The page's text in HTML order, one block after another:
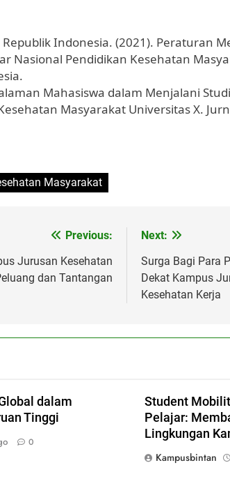
Indonesia. (2021). Peraturan
Nasional Pendidikan Kesehatan
Mahasiswa dalam Menjalani
Masyarakat Universitas X.
Masyarakat
Previous:
Jurusan Kesehatan
dan Tantangan
Next:
Surga Bagi Para
Dekat Kampus
Kesehatan Kerja
dalam
Tinggi
0
Student
Pelajar:
Lingkungan
Kampusbintan